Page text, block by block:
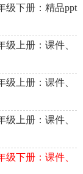
级下册：精品ppt
级上册：课件、
级上册：课件、
级上册：课件、
级下册：课件、